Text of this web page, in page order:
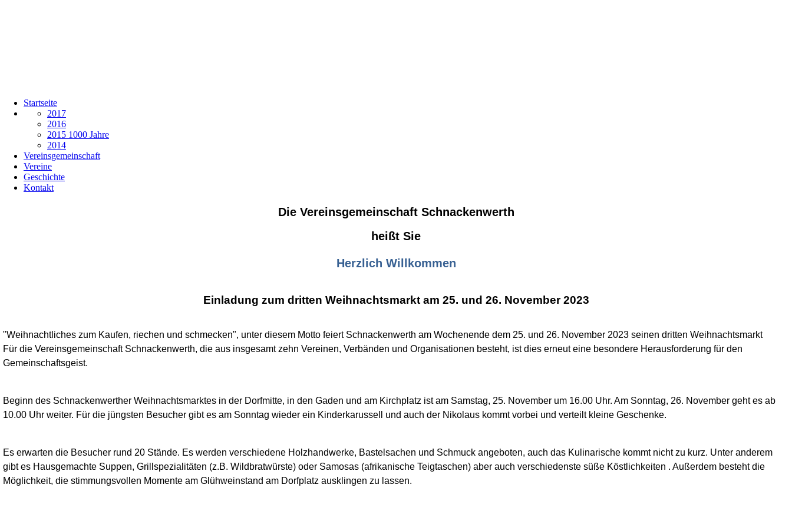
Startseite
2017
2016
2015 1000 Jahre
2014
Vereinsgemeinschaft
Vereine
Geschichte
Kontakt
Die Vereinsgemeinschaft Schnackenwerth
heißt Sie
Herzlich Willkommen
Einladung zum dritten Weihnachtsmarkt am 25. und 26. November 2023
"Weihnachtliches zum Kaufen, riechen und schmecken", unter diesem Motto feiert Schnackenwerth am Wochenende dem 25. und 26. November 2023 seinen dritten Weihnachtsmarkt
Für die Vereinsgemeinschaft Schnackenwerth, die aus insgesamt zehn Vereinen, Verbänden und Organisationen besteht, ist dies erneut eine besondere Herausforderung für den
Gemeinschaftsgeist.
Beginn des Schnackenwerther Weihnachtsmarktes in der Dorfmitte, in den Gaden und am Kirchplatz ist am Samstag, 25. November um 16.00 Uhr. Am Sonntag, 26. November geht es ab
10.00 Uhr weiter. Für die jüngsten Besucher gibt es am Sonntag wieder ein Kinderkarussell und auch der Nikolaus kommt vorbei und verteilt kleine Geschenke.
Es erwarten die Besucher rund 20 Stände. Es werden verschiedene Holzhandwerke, Bastelsachen und Schmuck angeboten, auch das Kulinarische kommt nicht zu kurz. Unter anderem
gibt es Hausgemachte Suppen, Grillspezialitäten (z.B. Wildbratwürste) oder Samosas (afrikanische Teigtaschen) aber auch verschiedenste süße Köstlichkeiten . Außerdem besteht die
Möglichkeit, die stimmungsvollen Momente am Glühweinstand am Dorfplatz ausklingen zu lassen.